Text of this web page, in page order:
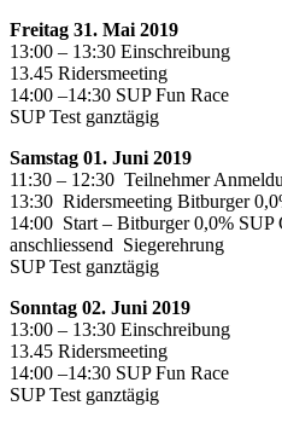
Freitag 31. Mai 2019
13:00 – 13:30 Einschreibung
13.45 Ridersmeeting
14:00 –14:30 SUP Fun Race
SUP Test ganztägig
Samstag 01. Juni 2019
11:30 – 12:30 Teilnehmer
13:30 Ridersmeeting Bitburger
14:00 Start – Bitburger 0,0% SUP
anschliessend Siegerehrung
SUP Test ganztägig
Sonntag 02. Juni 2019
13:00 – 13:30 Einschreibung
13.45 Ridersmeeting
14:00 –14:30 SUP Fun Race
SUP Test ganztägig